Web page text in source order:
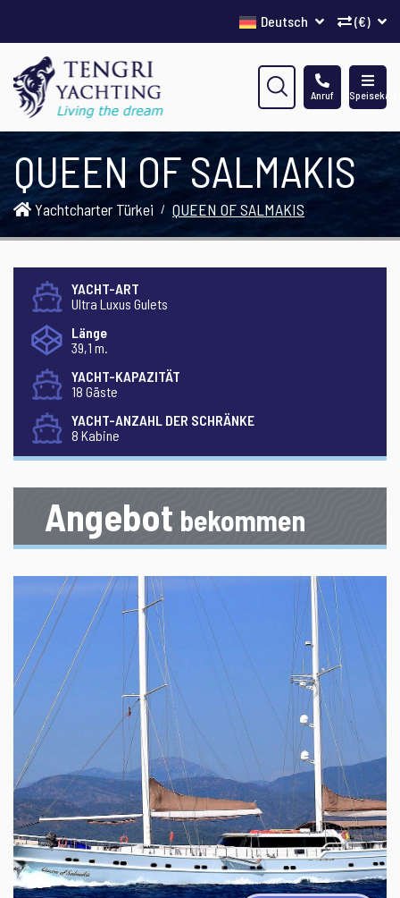
(€)
Deutsch
Anruf
QUEEN OF SALMAKIS
Yachtcharter Türkei QUEEN OF SALMAKIS
YACHT-ART
Ultra Luxus Gulets
Länge
39,1 m.
YACHT-KAPAZITÄT
18 Gäste
YACHT-ANZAHL DER SCHRÄNKE
8 Kabine
Angebot bekommen